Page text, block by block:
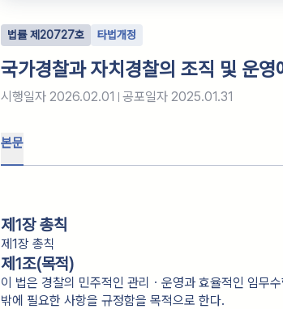
법률제 20727호 타법개정
국가경찰과 자치경찰의 조직 및 운영
시행일자 2026.02.01 공포일자 2025.01.31
본문
제1장 총칙
제1장 총칙
제1조(목적)
이 법은 경찰의 민주적인 관리ㆍ운영과 효율적인 임무
밖에 필요한 사항을 규정함을 목적으로 한다.